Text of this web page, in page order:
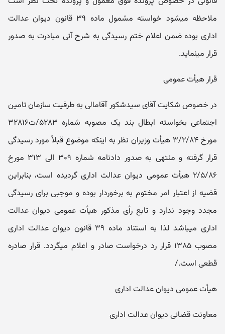
ملاحظه می‎شود خواسته مشمول ماده ۳۹ قانون دیوان عدالت
اداری بوده ضمن اعلام ختم رسیدگی به شرح آتی مبادرت به صدور
قرار می‎نماید.
قرار هیأت عمومی
در خصوص شکایت آقای سیدشکور آقامالی به طرفیت سازمان تامین
اجتماعی بخواسته ابطال بند یک مصوبه شماره ۵۲۸۳/ت۳۲۸۱۶
مورخ ۳/۲/۸۴ هیأت وزیران نظر به اینکه موضوع قبلاً مورد رسیدگی
قرار گرفته و منتهی به صدور دادنامه شماره ۳۰۹ الی ۳۱۳ مورخ
۲/۵/۸۶ هیأت عمومی دیوان عدالت اداری گردیده است، بنابراین
قضیه از اعتبار امر مختوم به برخوردار بوده و موجبی برای رسیدگی
مجدد وجود ندارد و تابع رأی مذکور هیأت عمومی دیوان عدالت
اداری می‎باشد لذا به استناد ماده ۳۹ قانون دیوان عدالت اداری
مصوب ۱۳۸۵ قرار رد درخواست صادر و اعلام می‎گردد. قرار صادره
قطعی است./
هیأت عمومی دیوان عدالت اداری
معاونت قضائی دیوان عدالت اداری